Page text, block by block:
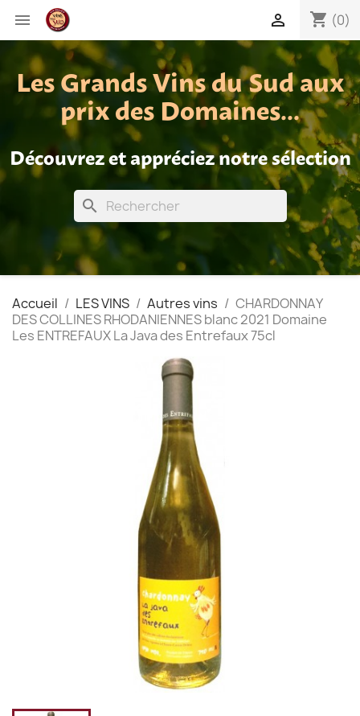
 shopping_cart (0)

Les Grands Vins du Sud aux
prix des Domaines...
Découvrez et appréciez notre sélection
search
Accueil LES VINS Autres vins
CHARDONNAY
DES COLLINES RHODANIENNES blanc 2021 Domaine
Les ENTREFAUX La Java des Entrefaux 75cl